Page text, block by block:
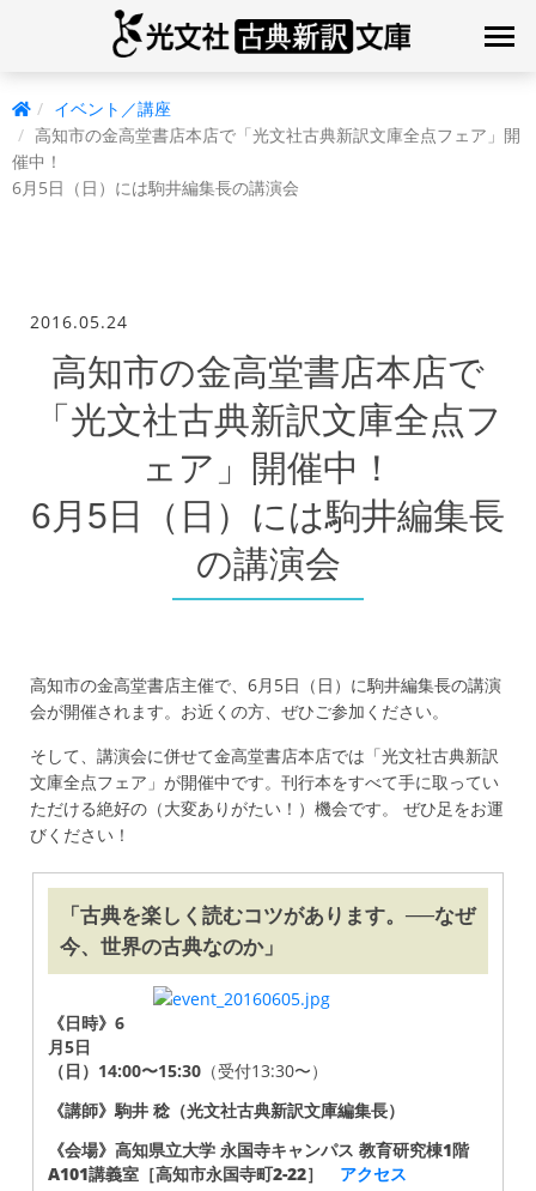
イベント／講座
高知市の金高堂書店本店で「光文社古典新訳文庫全点フェア」開
催中！
6月5日（日）には駒井編集長の講演会
2016.05.24
高知市の金高堂書店本店で
「光文社古典新訳文庫全点フ
ェア」開催中！
6月5日（日）には駒井編集長
の講演会
高知市の金高堂書店主催で、6月5日（日）に駒井編集長の講演
会が開催されます。お近くの方、ぜひご参加ください。
そして、講演会に併せて金高堂書店本店では「光文社古典新訳
文庫全点フェア」が開催中です。刊行本をすべて手に取ってい
ただける絶好の（大変ありがたい！）機会です。 ぜひ足をお運
びください！
「古典を楽しく読むコツがあります。──なぜ
今、世界の古典なのか」
《日時》6
月5日
（日）14:00〜15:30 （受付13:30〜）
《講師》駒井 稔（光文社古典新訳文庫編集長）
《会場》高知県立大学 永国寺キャンパス 教育研究棟1階
A101講義室［高知市永国寺町2-22］ アクセス